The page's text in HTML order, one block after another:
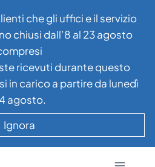
che gli uffici e il servizio
chiusi dall’8 al 23 agosto
ricevuti durante questo
in carico a partire da lunedì
agosto.
Ignora